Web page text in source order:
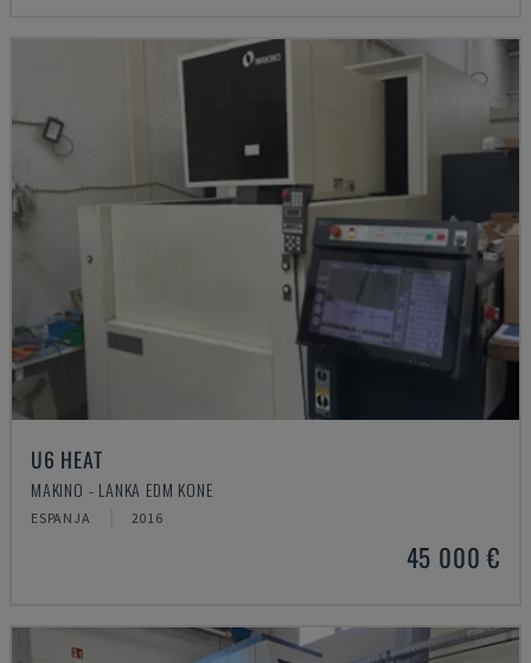
U6 HEAT
MAKINO - LANKA EDM KONE
ESPANJA 2016
45 000 €